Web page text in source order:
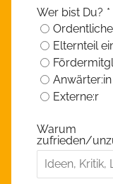
Wer bist Du? *
Elternteil
Anwärter:in
Externe:r
Warum
zufrieden/